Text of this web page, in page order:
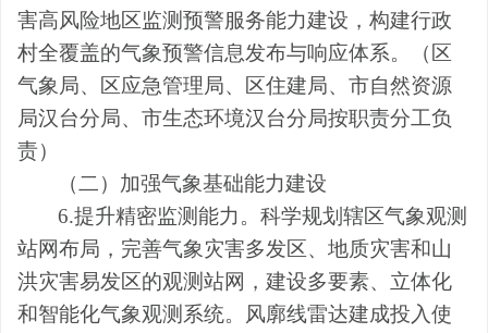
害高风险地区监测预警服务能力建设，构建行政
村全覆盖的气象预警信息发布与响应体系。（ 区
气象局、
区应急管理局、 区住建局、 市自然资源
局汉台分局、 市生态环境汉台分局按职责分工负
责）
（二）加强气象基础能力建设
6.提升精密监测能力。科学规划辖区气象观测
站网布局，完善气象灾害多发区、 地质灾害和山
洪灾害易发区的观测站网，建设多要素、立体化
和智能化气象观测系统。风廓线雷达建成投入使